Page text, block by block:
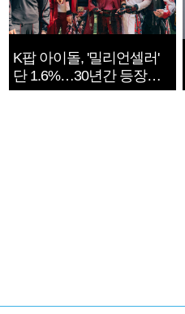
K팝 아이돌, '밀리언셀러'
단 1.6%…30년간 등장
1182개팀 전수조사